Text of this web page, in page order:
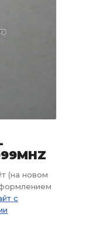
(на новом
с